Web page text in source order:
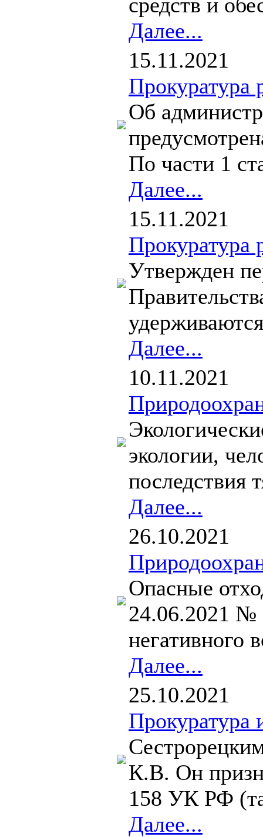
Далее...
15.11.2021
Прокуратура
Об
По части 1
Далее...
15.11.2021
Прокуратура
Утвержден
Далее...
10.11.2021
экологии,
последствия
Далее...
26.10.2021
Опасные
24.06.2021 №
негативного
Далее...
25.10.2021
Прокуратура
К.В. Он
158 УК РФ
Далее...